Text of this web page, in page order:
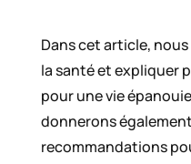
Dans cet article,
la santé et expliquer
pour une vie
donnerons
recommandations